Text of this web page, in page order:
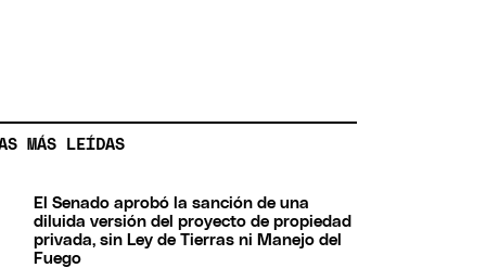
MÁS LEÍDAS
El Senado aprobó la sanción de una
diluida versión del proyecto de propiedad
privada, sin Ley de Tierras ni Manejo del
Fuego